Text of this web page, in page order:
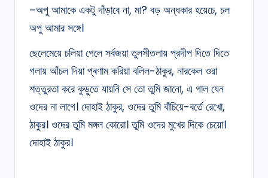
–অপু আমাকে একটু দাঁড়াবে না, মা? বড় অন্ধকার হয়েচে, চল
অপু আমার সঙ্গে।
ছেলেমেয়ে চলিয়া গেলে সর্বজয়া তুলসীতলায় প্রদীপ দিতে দিতে
গলায় আঁচল দিয়া প্ৰণাম করিয়া বলিল-ঠাকুর, নারকেল ওরা
শত্তুরতা করে কুড়ুতে যায়নি সে তো তুমি জানো, এ গাল যেন
ওদের না লাগে। দোহাই ঠাকুর, ওদের তুমি বাঁচিয়ে-বর্তে রেখো,
ঠাকুর। ওদের তুমি মঙ্গল কোরো। তুমি ওদের মুখের দিকে চেয়ো।
দোহাই ঠাকুর।